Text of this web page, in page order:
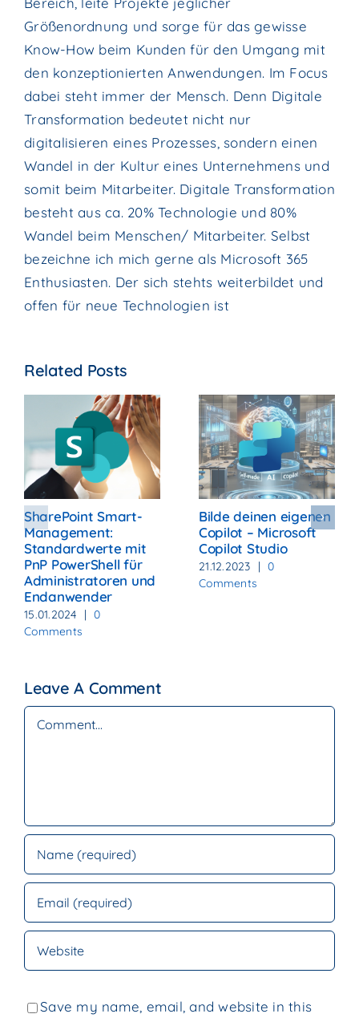
Größenordnung und sorge für das gewisse
Know-How beim Kunden für den Umgang mit
den konzeptionierten Anwendungen. Im Focus
dabei steht immer der Mensch. Denn Digitale
Transformation bedeutet nicht nur
digitalisieren eines Prozesses, sondern einen
Wandel in der Kultur eines Unternehmens und
somit beim Mitarbeiter. Digitale Transformation
besteht aus ca. 20% Technologie und 80%
Wandel beim Menschen/ Mitarbeiter. Selbst
bezeichne ich mich gerne als Microsoft 365
Enthusiasten. Der sich stehts weiterbildet und
offen für neue Technologien ist
Related Posts
SharePoint Smart-
Management:
Standardwerte mit
PnP PowerShell für
Administratoren und
Endanwender
15.01.2024 | 0
Comments
Bilde deinen eigenen
Copilot – Microsoft
Copilot Studio
21.12.2023 | 0
Comments
Leave A Comment
Comment
Save my name, email, and website in this